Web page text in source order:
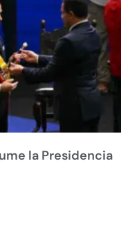
la Presidencia